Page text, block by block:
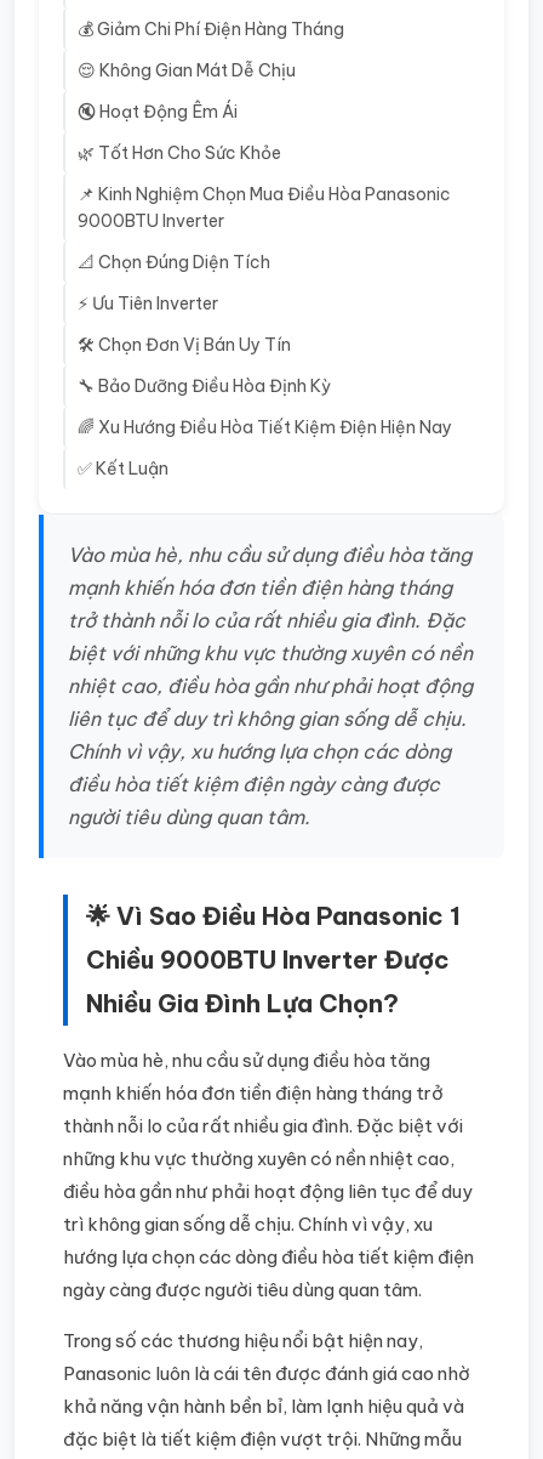
💰 Giảm Chi Phí Điện Hàng Tháng
😌 Không Gian Mát Dễ Chịu
🔇 Hoạt Động Êm Ái
🌿 Tốt Hơn Cho Sức Khỏe
📌 Kinh Nghiệm Chọn Mua Điều Hòa Panasonic
9000BTU Inverter
📐 Chọn Đúng Diện Tích
⚡ Ưu Tiên Inverter
🛠️ Chọn Đơn Vị Bán Uy Tín
🔧 Bảo Dưỡng Điều Hòa Định Kỳ
🌈 Xu Hướng Điều Hòa Tiết Kiệm Điện Hiện Nay
✅ Kết Luận
Vào mùa hè, nhu cầu sử dụng điều hòa tăng
mạnh khiến hóa đơn tiền điện hàng tháng
trở thành nỗi lo của rất nhiều gia đình. Đặc
biệt với những khu vực thường xuyên có nền
nhiệt cao, điều hòa gần như phải hoạt động
liên tục để duy trì không gian sống dễ chịu.
Chính vì vậy, xu hướng lựa chọn các dòng
điều hòa tiết kiệm điện ngày càng được
người tiêu dùng quan tâm.
🌟 Vì Sao Điều Hòa Panasonic 1
Chiều 9000BTU Inverter Được
Nhiều Gia Đình Lựa Chọn?
Vào mùa hè, nhu cầu sử dụng điều hòa tăng
mạnh khiến hóa đơn tiền điện hàng tháng trở
thành nỗi lo của rất nhiều gia đình. Đặc biệt với
những khu vực thường xuyên có nền nhiệt cao,
điều hòa gần như phải hoạt động liên tục để duy
trì không gian sống dễ chịu. Chính vì vậy, xu
hướng lựa chọn các dòng điều hòa tiết kiệm điện
ngày càng được người tiêu dùng quan tâm.
Trong số các thương hiệu nổi bật hiện nay,
Panasonic luôn là cái tên được đánh giá cao nhờ
khả năng vận hành bền bỉ, làm lạnh hiệu quả và
đặc biệt là tiết kiệm điện vượt trội. Những mẫu